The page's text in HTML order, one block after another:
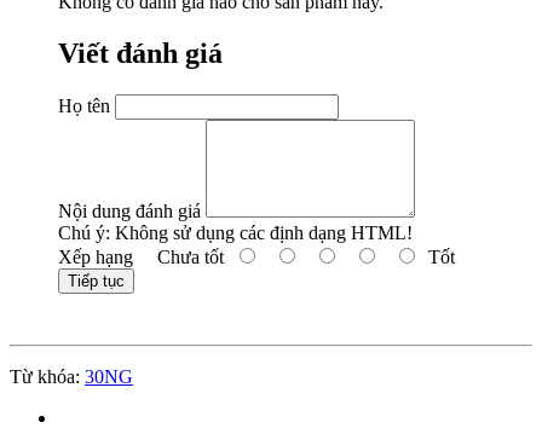
Viết đánh giá
Họ tên
Nội dung đánh giá
Chú ý: Không sử dụng các định dạng HTML!
Xếp hạng Chưa tốt Tốt
Tiếp tục
Từ khóa: 30NG